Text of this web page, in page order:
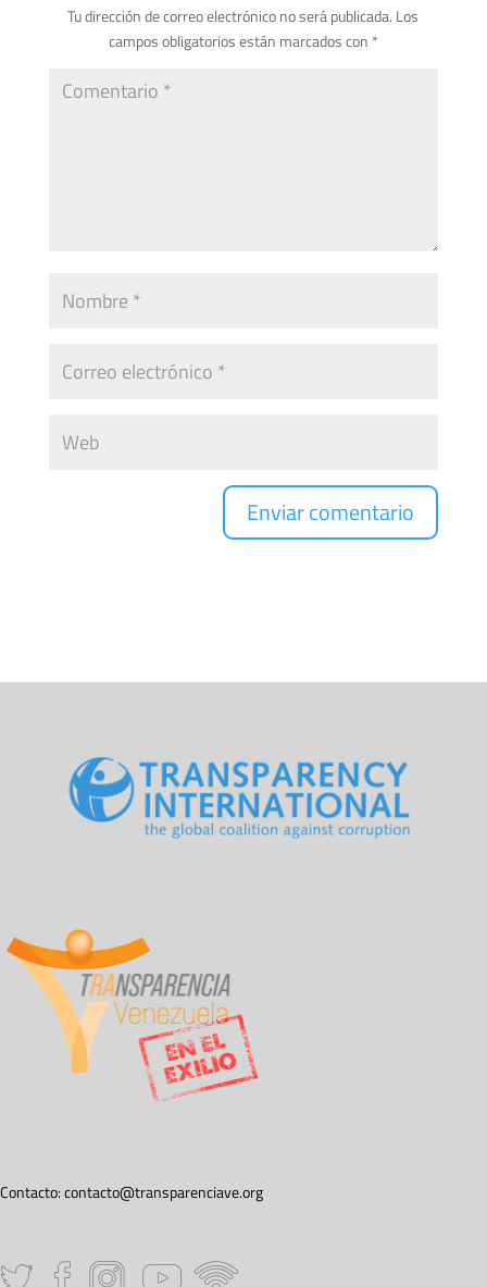
Tu dirección de correo electrónico no será publicada. Los
campos obligatorios están marcados con *
Contacto:contacto@transparenciave.org